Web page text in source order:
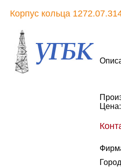
Корпус кольца
Цена: